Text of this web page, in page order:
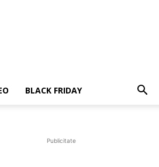
BLACK FRIDAY
Publicitate